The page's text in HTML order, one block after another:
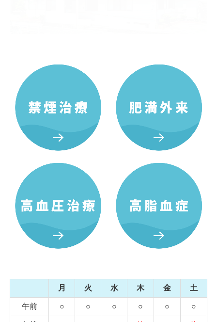
ダイエット遺伝子分析キット
採用情報
施設基準等
月 火 水 木 金 土
午前 ○ ○ ○ ○ ○ ○